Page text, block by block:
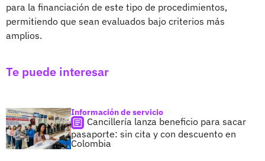
para la financiación de este tipo de procedimientos,
permitiendo que sean evaluados bajo criterios más
amplios.
Te puede interesar
Información de servicio
Cancillería lanza beneficio para sacar
pasaporte: sin cita y con descuento en
Colombia